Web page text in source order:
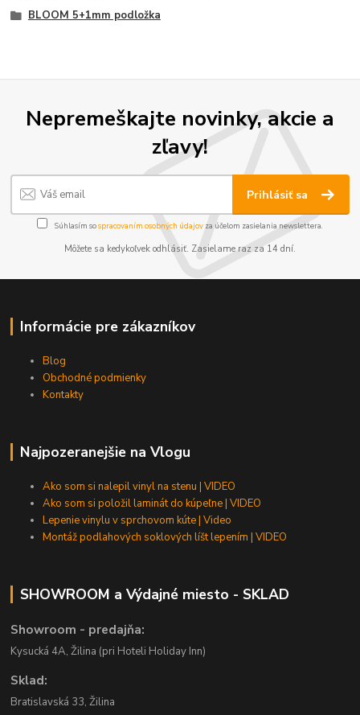
BLOOM 5+1mm podložka
Nepremeškajte novinky, akcie a
zľavy!
Prihlásiť sa
Súhlasím sospracovaním osobných údajov za účelom zasielania newslettera.
Môžete sa kedykoľvek odhlásiť. Zasielame raz za 14 dní.
Informácie pre zákazníkov
Blog
Obchodné podmienky
Kontakty
Najpozeranejšie na Vlogu
Ako som si nalepil vinyl na stenu | VIDEO
Ako som si položil laminát do kúpeľne | VIDEO
Lepenie vinylu v sprchovom kúte | Video
Montáž podlahových soklových líšt lepením | VIDEO
SHOWROOM a Výdajné miesto - SKLAD
Showroom - predajňa:
Kysucká 4A, Žilina (pri Hoteli Holiday Inn)
Sklad:
Bratislavská 33, Žilina